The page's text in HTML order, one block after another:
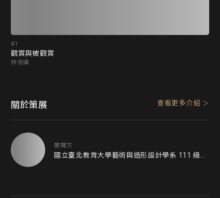
#1
觀賞與被觀賞
林宗輝
關於策展 查看更多介紹
展覽方